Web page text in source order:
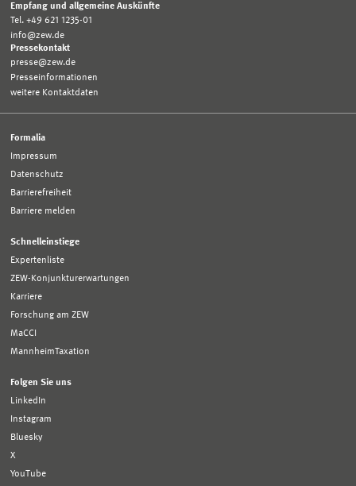
Empfang und allgemeine Auskünfte
Tel. +49 621 1235-01
info@zew.de
Pressekontakt
presse@zew.de
Presseinformationen
weitere Kontaktdaten
Formalia
Impressum
Datenschutz
Barrierefreiheit
Barriere melden
Schnelleinstiege
Expertenliste
ZEW-Konjunkturerwartungen
Karriere
Forschung am ZEW
MaCCI
MannheimTaxation
Folgen Sie uns
LinkedIn
Instagram
Bluesky
X
YouTube